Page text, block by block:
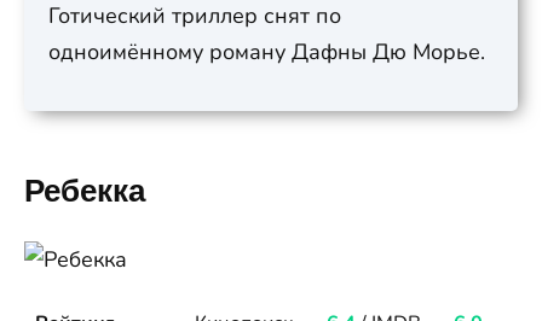
Готический триллер снят по
одноимённому роману Дафны Дю Морье.
Ребекка